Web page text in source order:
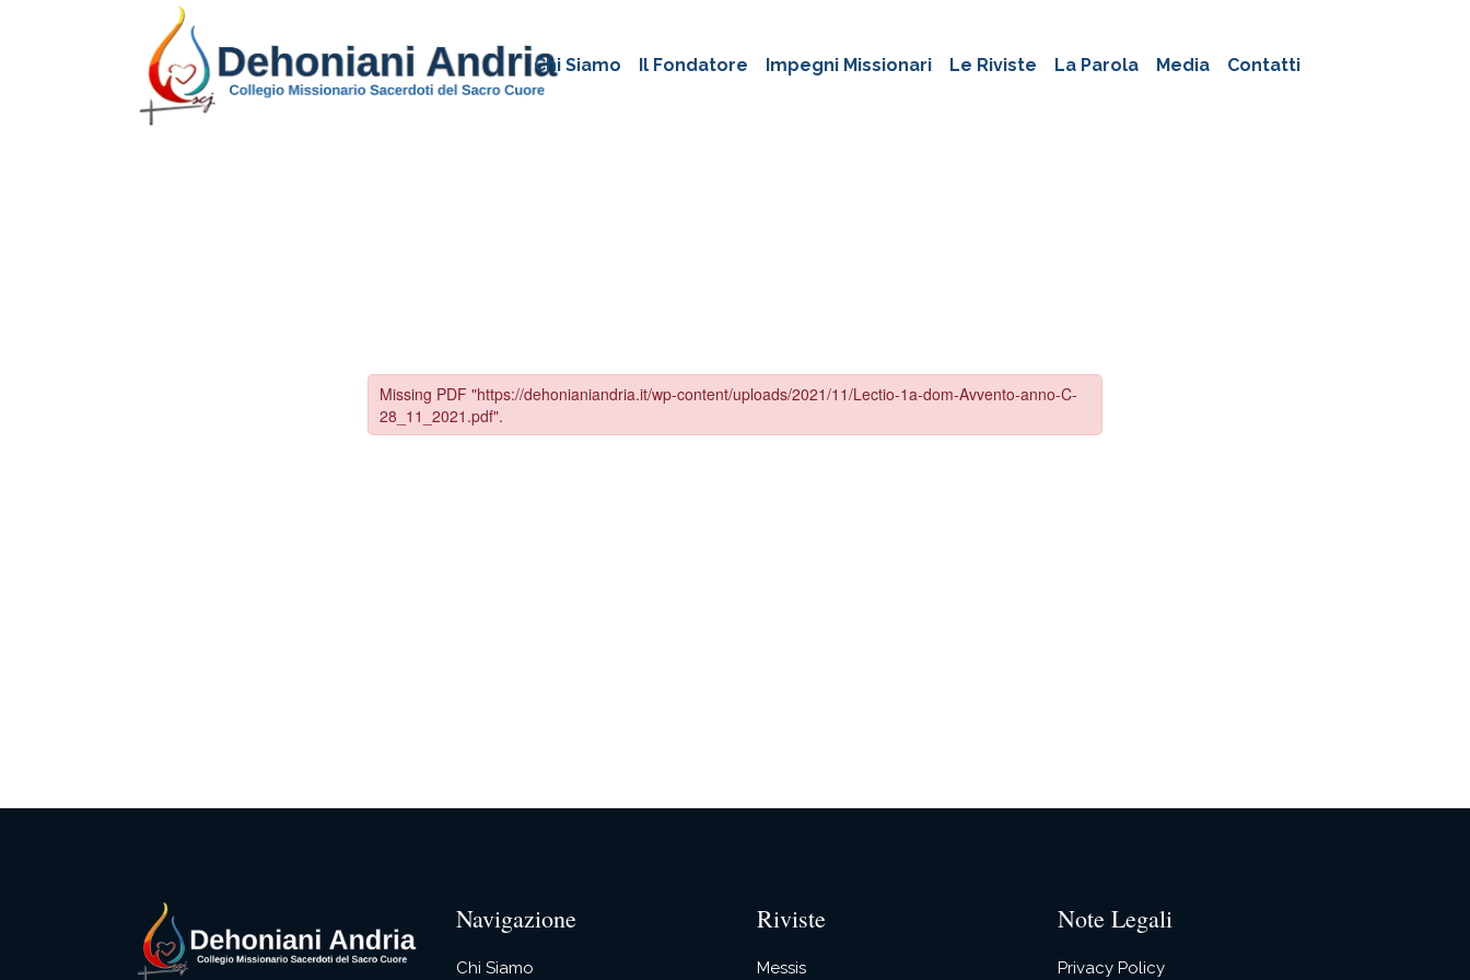
Chi Siamo Il Fondatore Impegni Missionari Le Riviste La Parola Media Contatti
Navigazione
Chi Siamo
Riviste
Messis
Note Legali
Privacy Policy